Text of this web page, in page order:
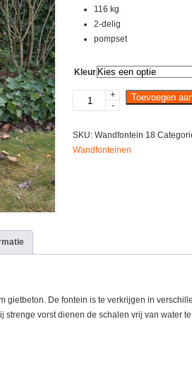
116 kg
2-delig
pompset
Kleur
Wandfontein
18
+
-
Toevoegen
SKU: Wandfontein 18
Wandfonteinen
gietbeton. De fontein is te verkrijgen in
strenge vorst dienen de schalen vrij van water